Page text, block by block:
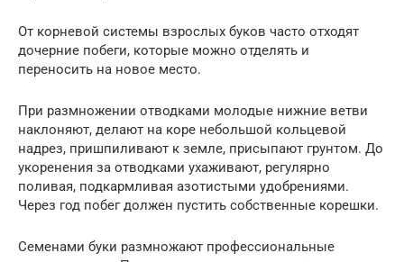
От корневой системы взрослых буков часто отходят
дочерние побеги, которые можно отделять и
переносить на новое место.
При размножении отводками молодые нижние ветви
наклоняют, делают на коре небольшой кольцевой
надрез, пришпиливают к земле, присыпают грунтом. До
укоренения за отводками ухаживают, регулярно
поливая, подкармливая азотистыми удобрениями.
Через год побег должен пустить собственные корешки.
Семенами буки размножают профессиональные